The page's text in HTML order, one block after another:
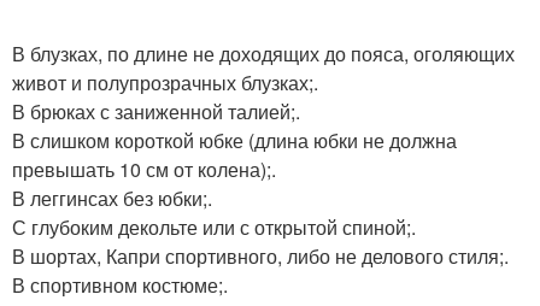
В блузках, по длине не доходящих до пояса, оголяющих
живот и полупрозрачных блузках;.
В брюках с заниженной талией;.
В слишком короткой юбке (длина юбки не должна
превышать 10 см от колена);.
В леггинсах без юбки;.
С глубоким декольте или с открытой спиной;.
В шортах, Капри спортивного, либо не делового стиля;.
В спортивном костюме;.